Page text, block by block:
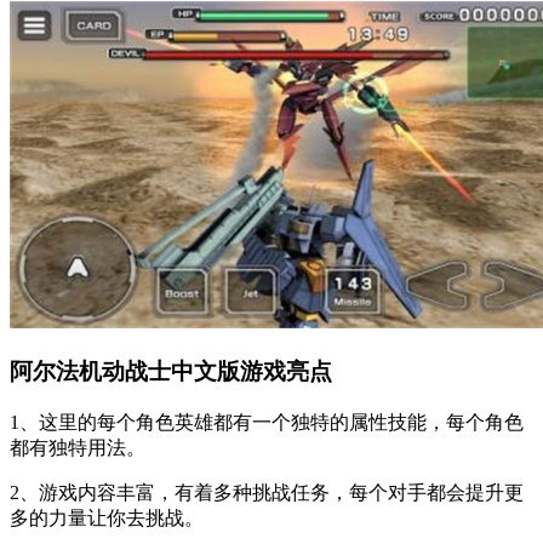
阿尔法机动战士中文版游戏亮点
1、这里的每个角色英雄都有一个独特的属性技能，每个角色
都有独特用法。
2、游戏内容丰富，有着多种挑战任务，每个对手都会提升更
多的力量让你去挑战。